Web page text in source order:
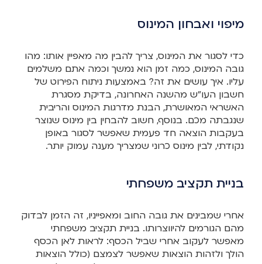
מיפוי ואבחון המינוס
כדי לסגור את המינוס, צריך להבין מה מאפיין אותו: מהו
גובה המינוס, כמה זמן הוא נמשך וכמה אתם משלמים
עליו. איך עושים את זה? באמצעות ניתוח הפירוט של
חשבון העו"ש מהשנה האחרונה, בדיקת מסגרת
האשראי המאושרת, הבנת מדרגות המינוס והריבית
שנגבתה מכם. בנוסף, חשוב להבחין בין מינוס שנוצר
בעקבות הוצאה חד פעמית שאפשר לסגור באופן
נקודתי, לבין מינוס כרוני שמצריך מענה עמוק יותר.
בניית תקציב משפחתי
אחרי שמבינים את גובה החוב ומאפייניו, זה הזמן לבדוק
מהם הגורמים להיווצרותו. בניית תקציב משפחתי
מאפשר לעקוב אחרי שביל הכסף: לראות לאן הכסף
הולך ולזהות הוצאות שאפשר לצמצם (כולל הוצאות